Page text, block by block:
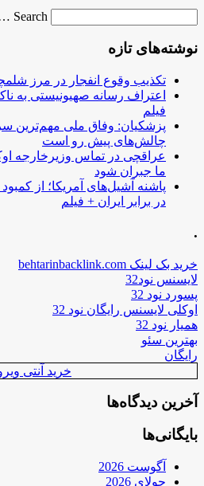
Search …
نوشته‌های تازه
تکذیب وقوع انفجار در مرز
اعتراف رسانه صهیونیستی به
فیلم
پزشکیان: وفاق ملی مهم‌ترین
چالش‌های پیش رو است
عراقچی در تماس وزیرخارجه
ما جبران شود
پاشنه آشیل‌های آمریکا؛ از
در برابر ایران + فیلم
.
خرید بک لینک behtarinbacklink.com
لایسنس نود32
پسورد نود 32
اوکلی لایسنس رایگان نود 32
همیار نود 32
بهترین سئو
رایگان
خرید آنتی
آخرین دیدگاه‌ها
بایگانی‌ها
آگوست 2026
جولای 2026